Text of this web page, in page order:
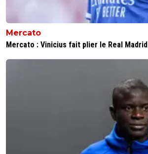
Mercato
Mercato : Vinicius fait plier le Real Madrid